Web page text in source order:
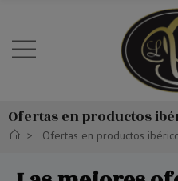
Ofertas en productos
Ofertas en productos